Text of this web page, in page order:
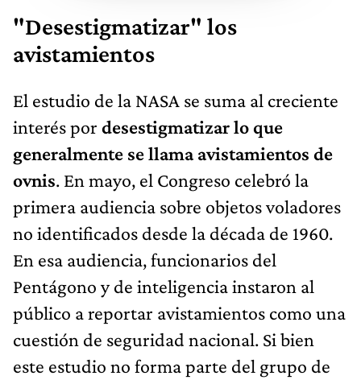
"Desestigmatizar" los
avistamientos
El estudio de la NASA se suma al creciente
interés por desestigmatizar lo que
generalmente se llama avistamientos de
ovnis. En mayo, el Congreso celebró la
primera audiencia sobre objetos voladores
no identificados desde la década de 1960.
En esa audiencia, funcionarios del
Pentágono y de inteligencia instaron al
público a reportar avistamientos como una
cuestión de seguridad nacional. Si bien
este estudio no forma parte del grupo de